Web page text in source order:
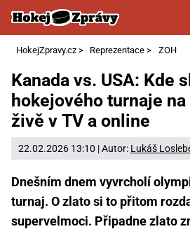
HokejZpravy.cz > Reprezentace > ZOH
Kanada vs. USA: Kde
hokejového turnaje na
živě v TV a online
22.02.2026 13:10 | Autor: Lukáš
Dnešním dnem vyvrcholí
turnaj. O zlato si to přitom
supervelmoci. Připadne zlato